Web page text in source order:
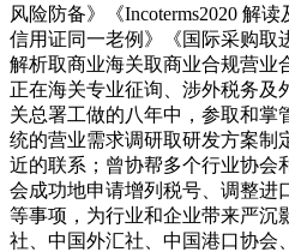
风险防备》《Incoterms2020 解
信用证同一老例》《国际采购取
解析取商业海关取商业合规营业
正在海关专业征询、涉外税务及
关总署工做的八年中，参取和掌
统的营业需求调研取研发方案制
近的联系；曾协帮多个行业协会
会成功地申请增列税号、调整进
等事项，为行业和企业带来严沉
社、中国外汇社、中国港口协会